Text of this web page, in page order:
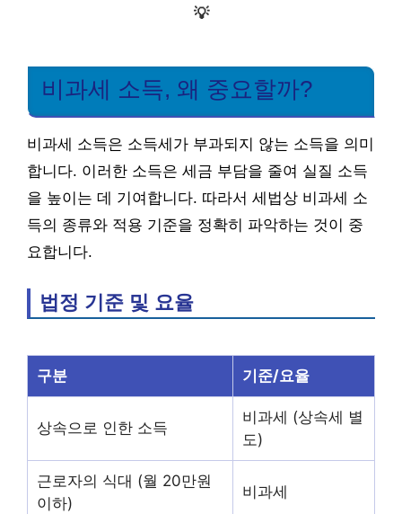
💡
비과세 소득, 왜 중요할까?
비과세 소득은 소득세가 부과되지 않는 소득을 의미
합니다. 이러한 소득은 세금 부담을 줄여 실질 소득
을 높이는 데 기여합니다. 따라서 세법상 비과세 소
득의 종류와 적용 기준을 정확히 파악하는 것이 중
요합니다.
법정 기준 및 요율
구분 기준/요율
상속으로 인한 소득
비과세 (상속세 별
도)
근로자의 식대 (월 20만원
이하)
비과세